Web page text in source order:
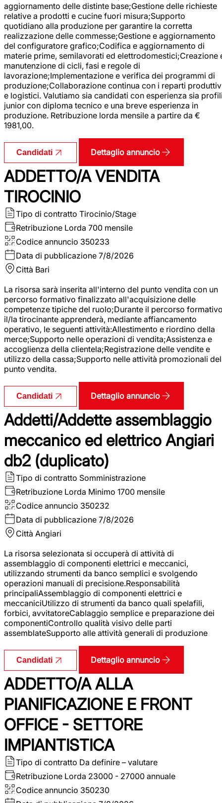
aggiornamento delle distinte base;Gestione delle richieste
relative a prodotti e cucine fuori misura;Supporto
quotidiano alla produzione per garantire la corretta
realizzazione delle commesse;Gestione e aggiornamento
del configuratore grafico;Codifica e aggiornamento di
materie prime, semilavorati ed elettrodomestici;Creazione
manutenzione di cicli, fasi e regole di
lavorazione;Implementazione e verifica dei programmi di
produzione;Collaborazione continua con i reparti
e logistici. Valutiamo sia candidati con esperienza sia
junior con diploma tecnico e una breve esperienza in
produzione. Retribuzione lorda mensile a partire da €
1981,00.
Candidati Dettaglio annuncio
ADDETTO/A VENDITA
TIROCINIO
Tipo di contratto Tirocinio/Stage
Retribuzione Lorda 700 mensile
Codice annuncio 350233
Data di pubblicazione 7/8/2026
Città Bari
La risorsa sarà inserita all'interno del punto vendita con un
percorso formativo finalizzato all'acquisizione delle
competenze tipiche del ruolo;Durante il percorso
il/la tirocinante apprenderà, mediante affiancamento
operativo, le seguenti attività:Allestimento e riordino della
merce;Supporto nelle operazioni di vendita;Assistenza e
accoglienza della clientela;Registrazione delle vendite e
utilizzo della cassa;Supporto nelle attività promozionali del
punto vendita.
Candidati Dettaglio annuncio
Addetti/Addette assemblaggio
meccanico ed elettrico Angiari
db2 (duplicato)
Tipo di contratto Somministrazione
Retribuzione Lorda Minimo 1700 mensile
Codice annuncio 350232
Data di pubblicazione 7/8/2026
Città Angiari
La risorsa selezionata si occuperà di attività di
assemblaggio di componenti elettrici e meccanici,
utilizzando strumenti da banco semplici e svolgendo
operazioni manuali di precisione.Responsabilità
principaliAssemblaggio di componenti elettrici e
meccaniciUtilizzo di strumenti da banco quali spelafili,
forbici, avvitatoreCablaggio semplice e preparazione dei
componentiControllo qualità visivo delle parti
assemblateSupporto alle attività generali di produzione
Candidati Dettaglio annuncio
ADDETTO/A ALLA
PIANIFICAZIONE E FRONT
OFFICE - SETTORE
IMPIANTISTICA
Tipo di contratto Da definire – valutare
Retribuzione Lorda 23000 - 27000 annuale
Codice annuncio 350230